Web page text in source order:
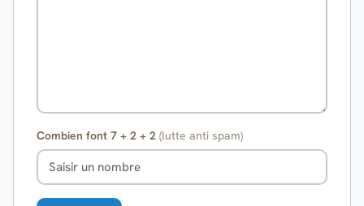
Combien font 7 + 2 + 2 (lutte anti spam)